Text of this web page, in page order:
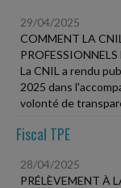
29/04/2025
COMMENT LA
La CNIL a rendu
2025 dans
volonté de
Fiscal TPE
28/04/2025
PRÉLÈVEMENT À